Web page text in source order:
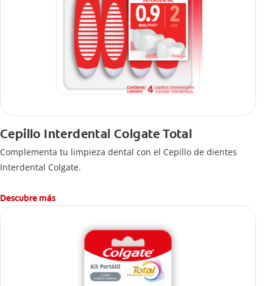
Cepillo Interdental Colgate Total
Complementa tu limpieza dental con el Cepillo de dientes
Interdental Colgate.
Descubre más